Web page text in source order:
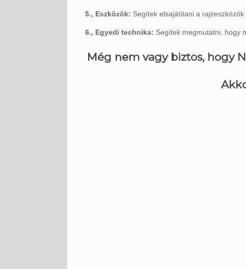
5., Eszközök: Segítek elsajátítani a
6., Egyedi technika: Segítek megmutatni, hogy
Még nem vagy biztos, hogy